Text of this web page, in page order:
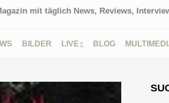
mit täglich News, Reviews,
BILDER LIVE BLOG